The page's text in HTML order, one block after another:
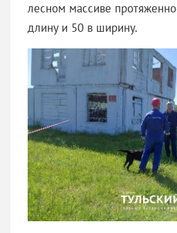
лесном массиве
длину и 50 в ширину.